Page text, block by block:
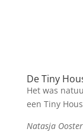
De Tiny
Het was
een Tiny
Natasja